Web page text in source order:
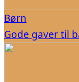
Børn
Gode gaver til